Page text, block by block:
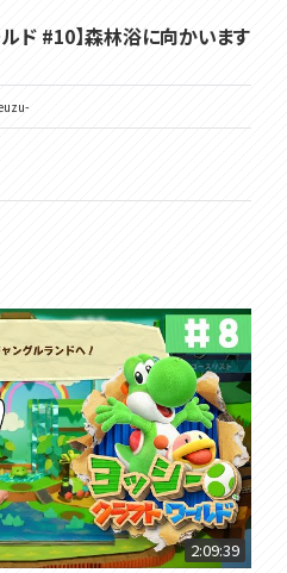
ルド #10】森林浴に向かいます
2:09:39